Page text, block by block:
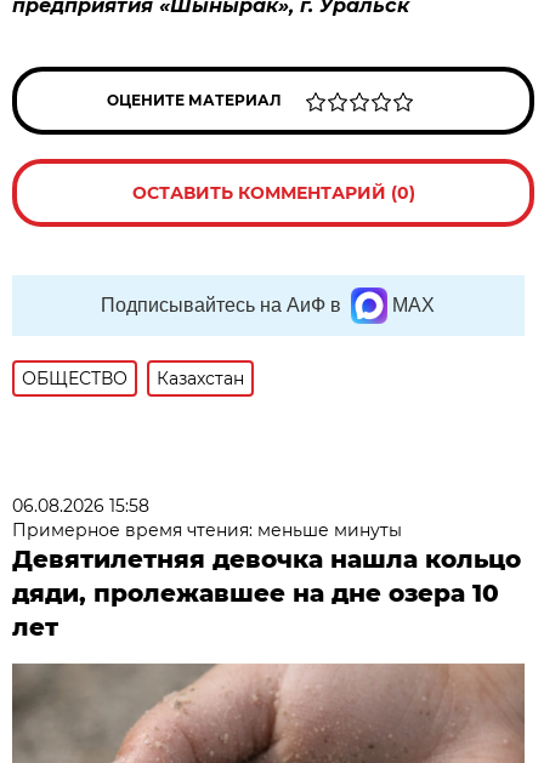
предприятия «Шынырак», г. Уральск
ОЦЕНИТЕ МАТЕРИАЛ
ОСТАВИТЬ КОММЕНТАРИЙ (0)
Подписывайтесь на АиФ в MAX
ОБЩЕСТВО Казахстан
06.08.2026 15:58
Примерное время чтения: меньше минуты
Девятилетняя девочка нашла кольцо
дяди, пролежавшее на дне озера 10
лет